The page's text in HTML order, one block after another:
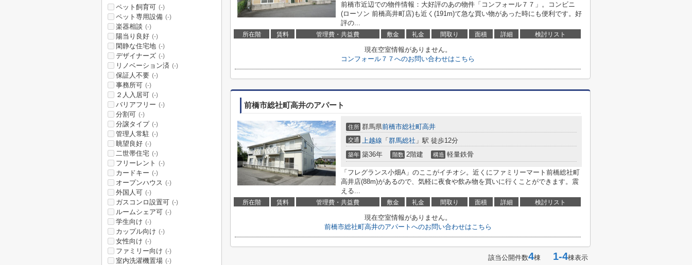
前橋市近辺での物件情報：大好評のあの物件「コンフォール７７」。コンビニ
(ローソン 前橋高井町店)も近く(191m)て急な買い物があった時にも便利です。好
評の...
所在階 賃料 管理費・共益費 敷金 礼金 間取り 面積 詳細 検討リスト
現在空室情報がありません。
コンフォール７７へのお問い合わせはこちら
前橋市総社町高井のアパート
住所 群馬県前橋市総社町高井
交通 上越線 「 群馬総社 」駅 徒歩12分
築年 築36年 階数 2階建 構造 軽量鉄骨
「フレグランス小畑A」のここがイチオシ。近くにファミリーマート前橋総社町
高井店(88m)があるので、気軽に夜食や飲み物を買いに行くことができます。震
える...
所在階 賃料 管理費・共益費 敷金 礼金 間取り 面積 詳細 検討リスト
現在空室情報がありません。
前橋市総社町高井のアパートへのお問い合わせはこちら
該当公開件数4棟 1-4棟表示
ペット飼育可 (-)
ペット専用設備 (-)
楽器相談 (-)
陽当り良好 (-)
閑静な住宅地 (-)
デザイナーズ (-)
リノベーション済 (-)
保証人不要 (-)
事務所可 (-)
２人入居可 (-)
バリアフリー (-)
分割可 (-)
分譲タイプ (-)
管理人常駐 (-)
眺望良好 (-)
二世帯住宅 (-)
フリーレント (-)
カードキー (-)
オープンハウス (-)
外国人可 (-)
ガスコンロ設置可 (-)
ルームシェア可 (-)
学生向け (-)
カップル向け (-)
女性向け (-)
ファミリー向け (-)
室内洗濯機置場 (-)